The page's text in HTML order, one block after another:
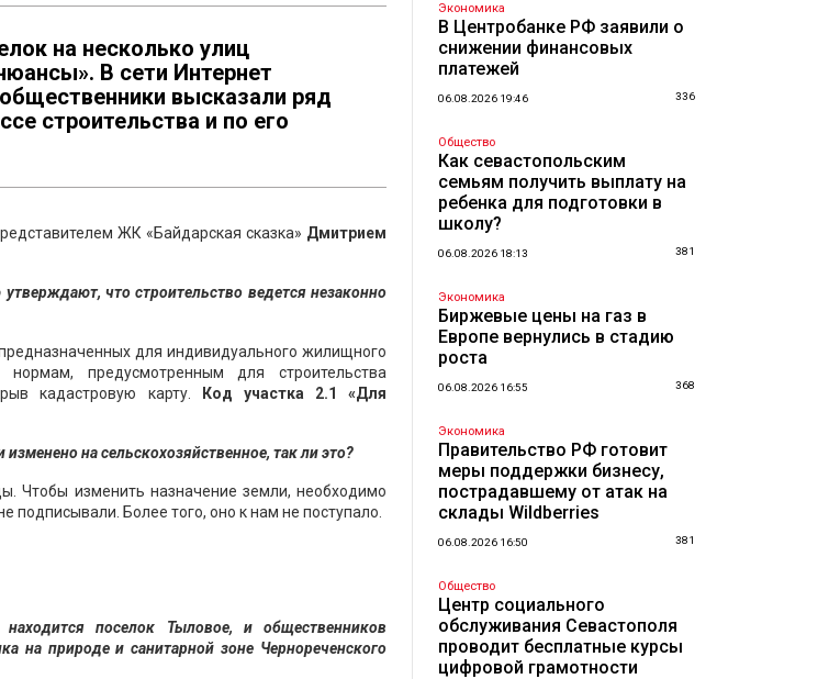
на несколько улиц
В сети Интернет
высказали ряд
строительства и по его
ЖК «Байдарская сказка» Дмитрием
что строительство ведется незаконно
для индивидуального жилищного
предусмотренным для строительства
кадастровую карту.
Код участка 2.1 «Для
на сельскохозяйственное, так ли это?
Чтобы изменить назначение земли, необходимо
подписывали. Более того, оно к нам не поступало.
поселок Тыловое, и общественников
на природе и санитарной зоне Чернореченского
Экономика
В Центробанке РФ заявили о
снижении финансовых
платежей
06.08.2026 19:46 336
Общество
Как севастопольским
семьям получить выплату на
ребенка для подготовки в
школу?
06.08.2026 18:13 381
Экономика
Биржевые цены на газ в
Европе вернулись в стадию
роста
06.08.2026 16:55 368
Экономика
Правительство РФ готовит
меры поддержки бизнесу,
пострадавшему от атак на
склады Wildberries
06.08.2026 16:50 381
Общество
Центр социального
обслуживания Севастополя
проводит бесплатные курсы
цифровой грамотности